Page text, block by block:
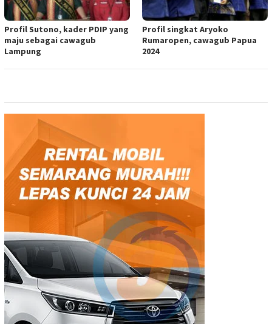
Profil Sutono, kader PDIP yang
maju sebagai cawagub
Lampung
Profil singkat Aryoko
Rumaropen, cawagub Papua
2024